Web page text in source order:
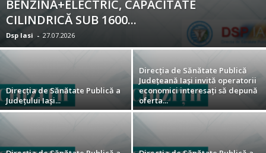
BENZINĂ+ELECTRIC, CAPACITATE
CILINDRICĂ SUB 1600...
Dsp Iasi - 27.07.2026
Direcția de Sănătate Publică a
Județului Iași...
Direcția de Sănătate Publică
Județeană Iași invită operatorii
economici interesați să depună
oferta...